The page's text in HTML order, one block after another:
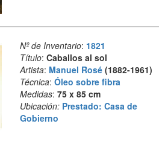
Nº de Inventario: 1821
Título: Caballos al sol
Artista: Manuel Rosé(1882-1961)
Técnica: Óleo sobre fibra
Medidas: 75 x 85 cm
Ubicación: Prestado: Casa de
Gobierno